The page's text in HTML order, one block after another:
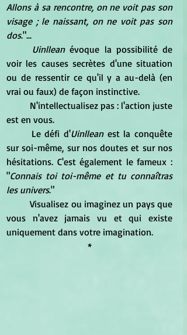
Allons à sa rencontre, on ne voit pas son
visage ; le naissant, on ne voit pas son
dos."...
Uinllean évoque la possibilité de
voir les causes secrètes d'une situation
ou de ressentir ce qu'il y a au-delà (en
vrai ou faux) de façon instinctive.
est en vous.
	Le défi d'
Uinllean est la conquête
sur soi-même, sur nos doutes et sur nos
hésitations. C'est également le fameux :
"Connais toi toi-même et tu connaîtras
les univers."
	Visualisez ou imaginez un pays que
vous n'avez jamais vu et qui existe
uniquement dans votre imagination.
*